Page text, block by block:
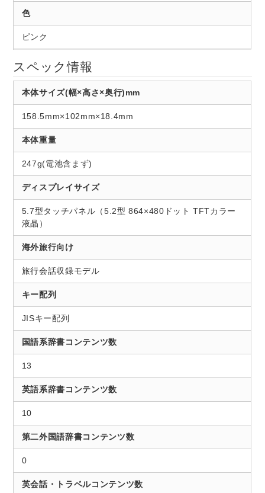
色
ピンク
スペック情報
本体サイズ(幅×高さ×奥行)mm
158.5mm×102mm×18.4mm
本体重量
247g(電池含まず)
ディスプレイサイズ
5.7型タッチパネル（5.2型 864×480ドット TFTカラー
液晶）
海外旅行向け
旅行会話収録モデル
キー配列
JISキー配列
国語系辞書コンテンツ数
13
英語系辞書コンテンツ数
10
第二外国語辞書コンテンツ数
0
英会話・トラベルコンテンツ数